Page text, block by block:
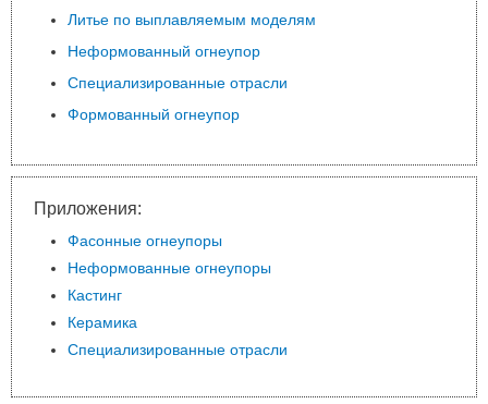
Литье по выплавляемым моделям
Неформованный огнеупор
Специализированные отрасли
Формованный огнеупор
Приложения:
Фасонные огнеупоры
Неформованные огнеупоры
Кастинг
Керамика
Специализированные отрасли